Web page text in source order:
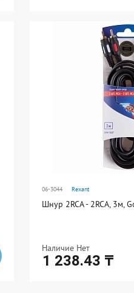
Ед. измерения: шт
06-3044 Rexant
Шнур 2RCA - 2RCA, 3м,
Наличие Нет
1 238.43 ₸